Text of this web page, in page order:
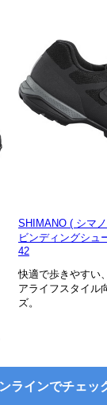
SHIMANO ( シマ
ビンディングシュ
42
快適で歩きやすい
アライフスタイル
ズ。
ラインでチェッ